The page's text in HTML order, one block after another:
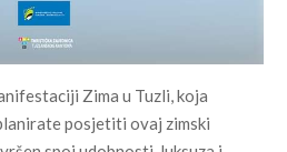
Zima u Tuzli, koja
posjetiti ovaj zimski